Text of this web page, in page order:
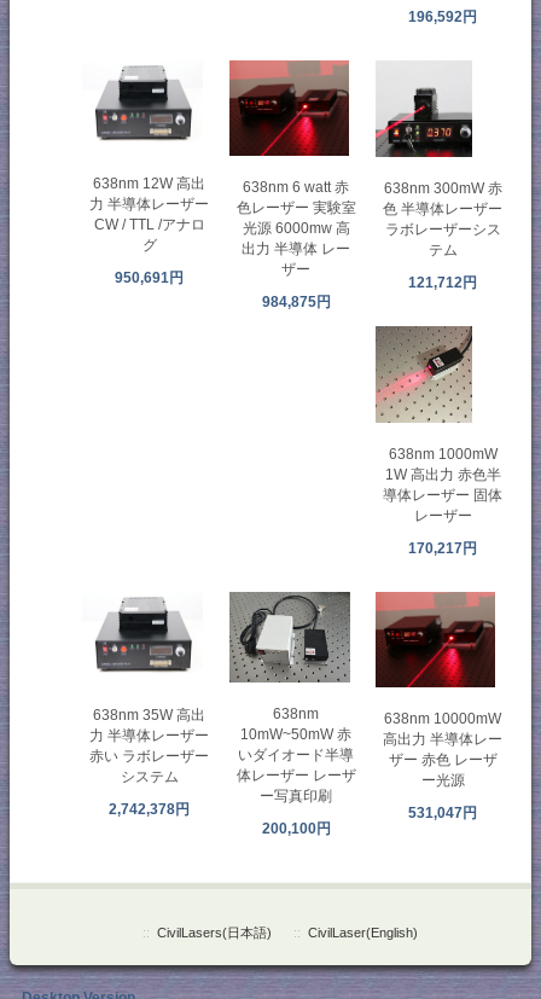
196,592円
638nm 12W 高出
力 半導体レーザー
CW / TTL /アナロ
グ
950,691円
638nm 6 watt 赤
色レーザー 実験室
光源 6000mw 高
出力 半導体 レー
ザー
984,875円
638nm 300mW 赤
色 半導体レーザー
ラボレーザーシス
テム
121,712円
638nm 1000mW
1W 高出力 赤色半
導体レーザー 固体
レーザー
170,217円
638nm 35W 高出
力 半導体レーザー
赤い ラボレーザー
システム
2,742,378円
638nm
10mW~50mW 赤
いダイオード半導
体レーザー レーザ
ー写真印刷
200,100円
638nm 10000mW
高出力 半導体レー
ザー 赤色 レーザ
ー光源
531,047円
:: CivilLasers(日本語) :: CivilLaser(English)